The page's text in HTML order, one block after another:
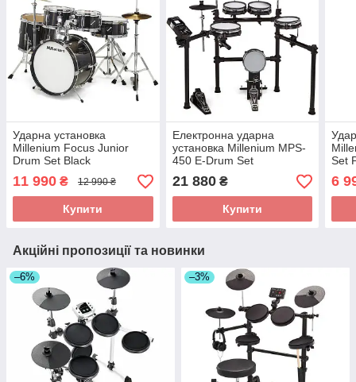
Ударна установка
Millenium Focus Junior
Drum Set Black
11 990 ₴ 12 990 ₴
Купити
Електронна ударна
установка Millenium MPS-
450 E-Drum Set
21 880₴
Купити
Set
6
Акційні пропозиції та новинки
–6% –3%